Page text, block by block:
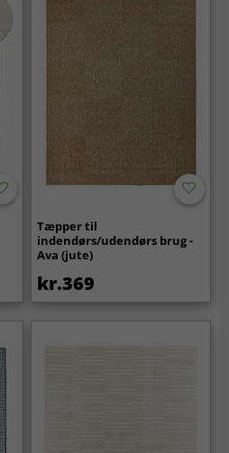
Tæpper til
indendørs/udendørs brug -
Ava (jute)
kr.369